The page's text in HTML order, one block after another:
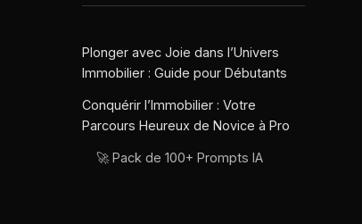
Plonger avec Joie dans l’Univers
Immobilier : Guide pour Débutants
Conquérir l’Immobilier : Votre
Parcours Heureux de Novice à Pro
🚀 Pack de 100+ Prompts IA